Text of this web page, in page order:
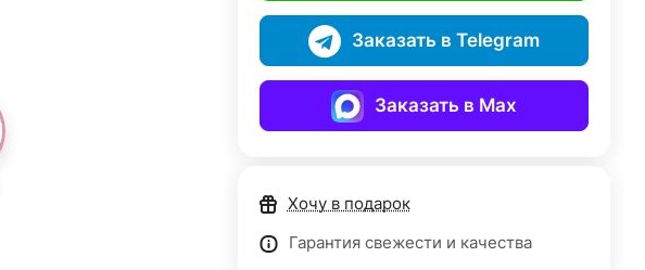
Заказать в Telegram
Заказать в Max
Хочу в подарок
Гарантия свежести и качества